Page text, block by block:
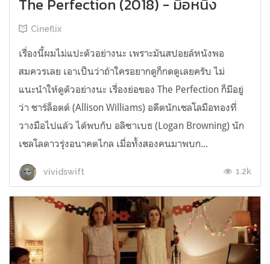
The Perfection (2018) - มือหนึ่ง
Cineflix
เรื่องนี้ผมไม่แปะตัวอย่างนะ เพราะมันสปอยล์หนังพอ
สมควรเลย เอาเป็นว่าถ้าใครอยากดูก็กดดูเลยครับ ไม่
แนะนำให้ดูตัวอย่างนะ เรื่องย่อของ The Perfection ก็มีอยู่
ว่า ชาร์ล็อตต์ (Allison Williams) อดีตนักเชลโลมือทองที่
วางมือไปแล้ว ได้พบกับ อลิซาเบธ (Logan Browning) นัก
เชลโลดาวรุ่งอนาคตไกล เมื่อทั้งสองคนมาพบก...
vividswift 1.2k